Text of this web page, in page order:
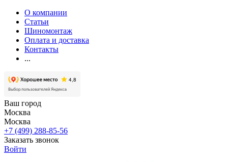
О компании
Статьи
Шиномонтаж
Оплата и доставка
Контакты
...
Ваш город
Москва
Москва
+7 (499) 288-85-56
Заказать звонок
Войти